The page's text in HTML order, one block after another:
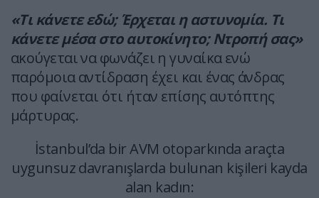
«Τι κάνετε εδώ; Έρχεται η αστυνομία. Τι
κάνετε μέσα στο αυτοκίνητο; Ντροπή σας»
ακούγεται να φωνάζει η γυναίκα ενώ
παρόμοια αντίδραση έχει και ένας άνδρας
που φαίνεται ότι ήταν επίσης αυτόπτης
μάρτυρας.
İstanbul’da bir AVM otoparkında araçta
uygunsuz davranışlarda bulunan kişileri kayda
alan kadın: